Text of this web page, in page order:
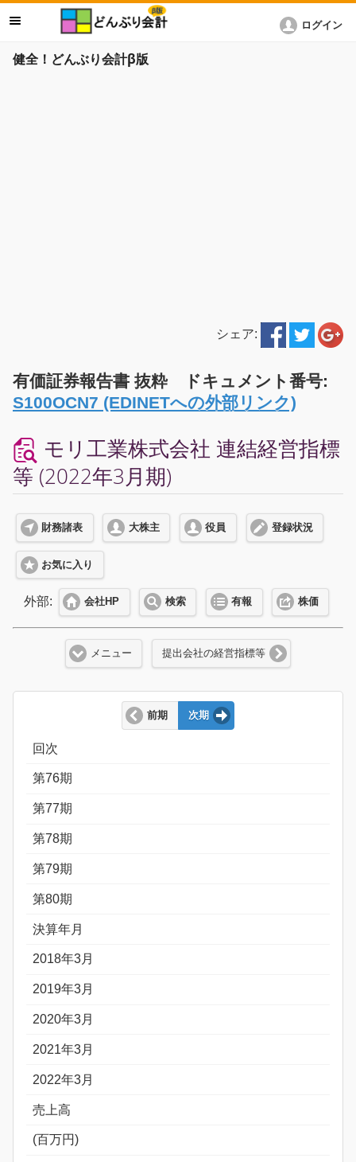
健全！どんぶり会計β版
ログイン
シェア:
有価証券報告書 抜粋 ドキュメント番号:
S100OCN7 (EDINETへの外部リンク)
モリ工業株式会社 連結経営指標
等 (2022年3月期)
財務諸表 大株主 役員 登録状況
お気に入り
外部: 会社HP 検索 有報 株価
メニュー 提出会社の経営指標等
前期 次期
回次
第76期
第77期
第78期
第79期
第80期
決算年月
2018年3月
2019年3月
2020年3月
2021年3月
2022年3月
売上高
(百万円)